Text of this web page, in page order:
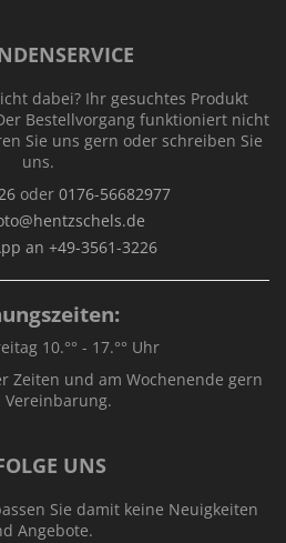
dabei? Ihr gesuchtes Produkt
Bestellvorgang funktioniert nicht
Sie uns gern oder schreiben Sie
uns.
oder 0176-56682977
an +49-3561-3226
10.°° - 17.°° Uhr
Zeiten und am Wochenende gern
Vereinbarung.
UNS
Sie damit keine Neuigkeiten
Angebote.